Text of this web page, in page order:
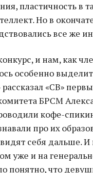
пластичность в
Но в
все же
и нам, как
особенно
«СВ»
БРСМ
кофе-
про их
себя дальше. И
уже и на
понятно, что